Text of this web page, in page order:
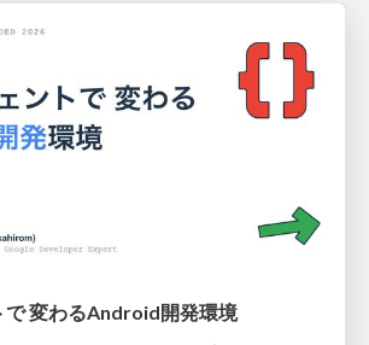
で 変わるAndroid開発環境